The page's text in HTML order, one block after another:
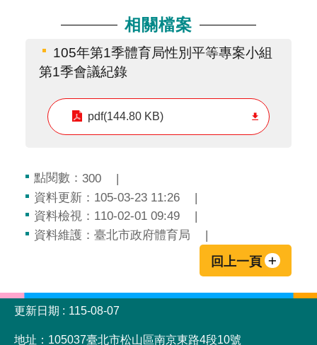
相關檔案
105年第1季體育局性別平等專案小組
第1季會議紀錄
pdf(144.80 KB)
點閱數： 300
資料更新：105-03-23 11:26
資料檢視：110-02-01 09:49
資料維護：臺北市政府體育局
回上一頁
:::
更新日期
115-08-07
地址：105037臺北市松山區南京東路4段10號